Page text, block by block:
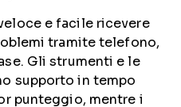
e facile ricevere
tramite telefono,
Gli strumenti e le
supporto in tempo
punteggio, mentre i